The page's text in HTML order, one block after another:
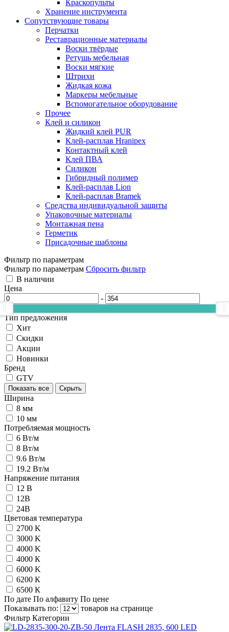
Краскопульты
Хранение инструмента
Сопутствующие товары
Перчатки
Реставрационные материалы
Воски твёрдые
Ретушь мебельная
Воски мягкие
Штрихи
Жидкая кожа
Маркеры мебельные
Вспомогательное оборудование
Прочее
Клей и силикон
Жидкий клей PUR
Клей-расплав Hranipex
Контактный клей
Клей ПВА
Силикон
Гибридный полимер
Клей-расплав Lion
Клей-расплав Bramek
Средства индивидуальной защиты
Упаковочные материалы
Монтажная пена
Герметик
Присадочные шаблоны
Фильтр по параметрам
Фильтр по параметрам Сбросить фильтр
В наличии
Цена
-
Тип предложения
Хит
Скидки
Акции
Новинки
Бренд
GTV
Показать все Скрыть
Ширина
8 мм
10 мм
Потребляемая мощность
6 Вт/м
8 Вт/м
9.6 Вт/м
19.2 Вт/м
Напряжение питания
12 В
12В
24В
Цветовая температура
2700 K
3000 K
4000 K
4000 К
6000 K
6200 К
6500 К
По дате По алфавиту По цене
Показывать по:
товаров на странице
Фильтр Категории